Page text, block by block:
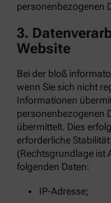
personenbezogenen
3.
Website
Bei der bloß
wenn Sie sich nicht
Informationen
personenbezogenen
übermittelt. Dies
erforderliche
(Rechtsgrundlage ist
folgenden Daten:
IP-Adresse;